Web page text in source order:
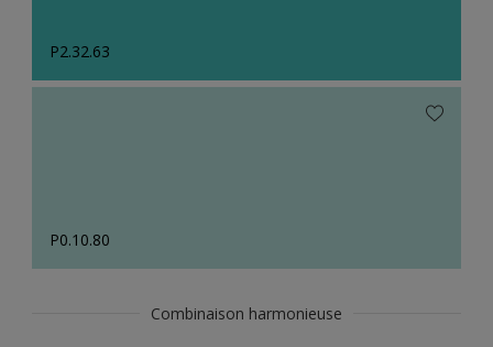
P2.32.63
P0.10.80
Combinaison harmonieuse